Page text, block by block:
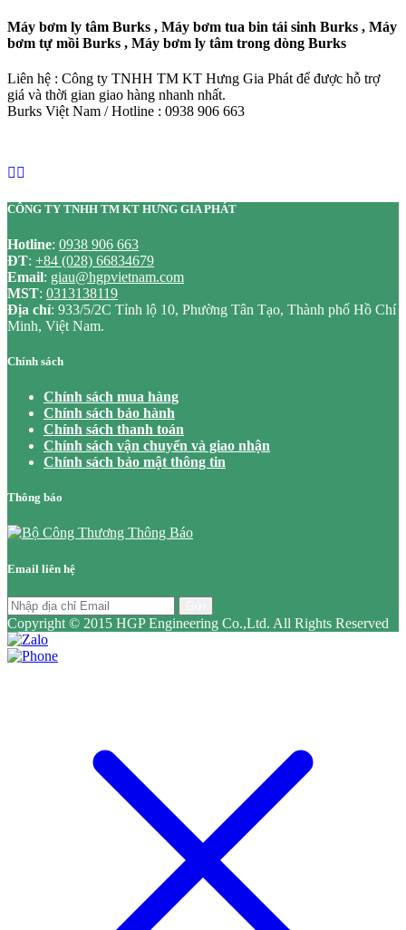
Máy bơm ly tâm Burks , Máy bơm tua bin tái sinh Burks , Máy
bơm tự mồi Burks , Máy bơm ly tâm trong dòng Burks
Liên hệ : Công ty TNHH TM KT Hưng Gia Phát để được hỗ trợ
giá và thời gian giao hàng nhanh nhất.
Burks Việt Nam / Hotline : 0938 906 663
CÔNG TY TNHH TM KT HƯNG GIA PHÁT
Hotline: 0938 906 663
ĐT: +84 (028) 66834679
Email: giau@hgpvietnam.com
MST: 0313138119
Địa chỉ: 933/5/2C Tỉnh lộ 10, Phường Tân Tạo, Thành phố Hồ Chí
Minh, Việt Nam.
Chính sách
Chính sách mua hàng
Chính sách bảo hành
Chính sách thanh toán
Chính sách vận chuyển và giao nhận
Chính sách bảo mật thông tin
Thông báo
Email liên hệ
Copyright © 2015 HGP Engineering Co.,Ltd. All Rights Reserved